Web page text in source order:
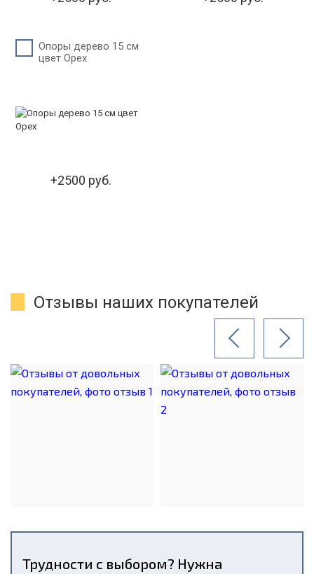
Опоры дерево 15 см
цвет Орех
+2500 руб.
Отзывы наших покупателей
Трудности с выбором? Нужна